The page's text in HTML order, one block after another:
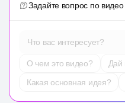
Задайте вопрос по видео
Что вас интересует?
О чем это видео?
Дай
Какая основная идея?